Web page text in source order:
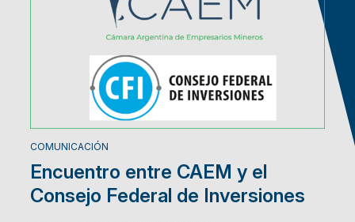
COMUNICACIÓN
Encuentro entre CAEM y el
Consejo Federal de Inversiones